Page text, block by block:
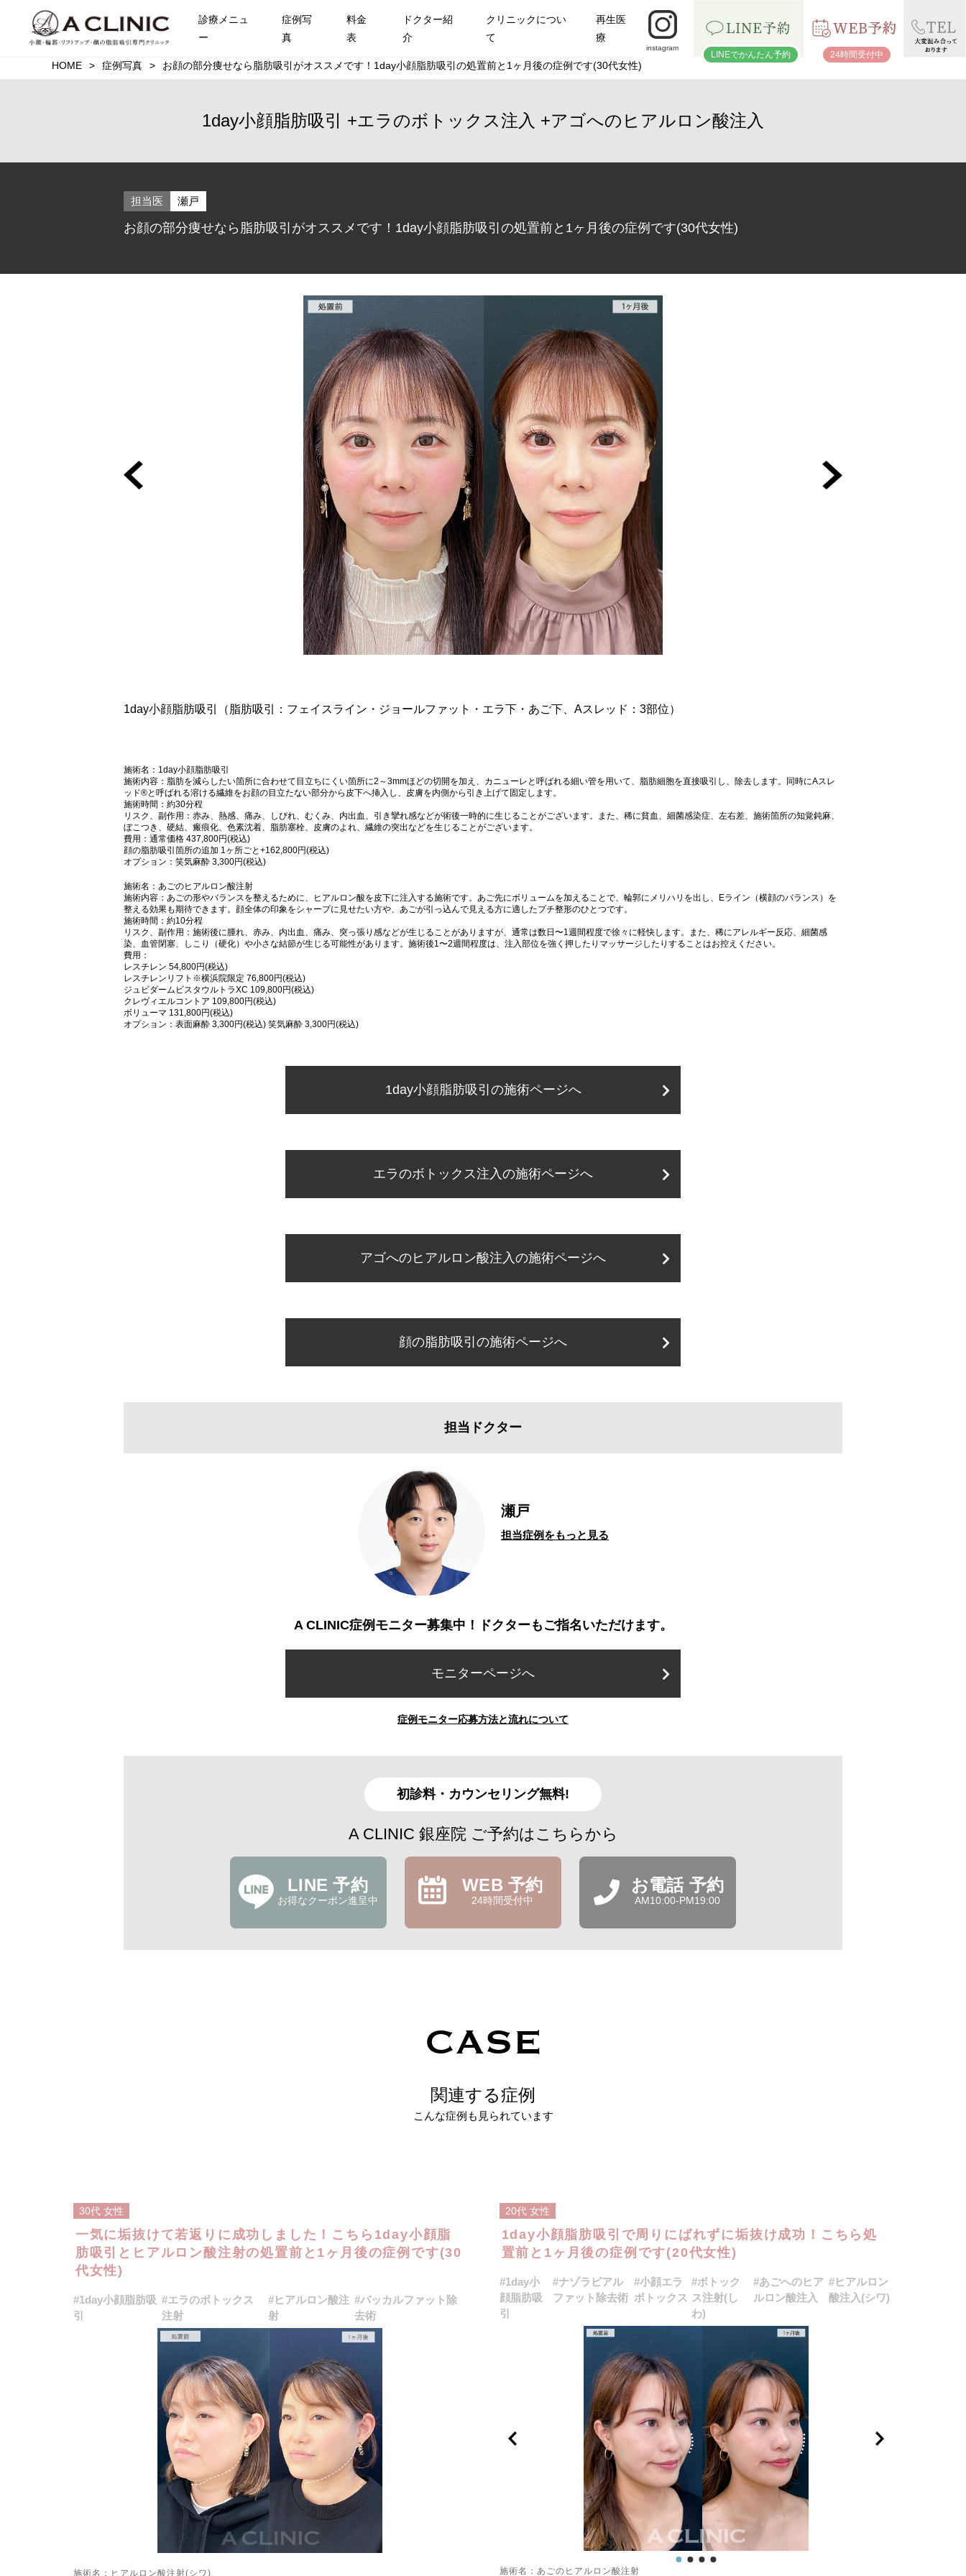
診療メニュ
ー
症例写
真
料金
表
ドクター紹
介
クリニックについ
て
再生医
療
instagram
LINEでかんたん予約 24時間受付中
HOME 症例写真 お顔の部分痩せなら脂肪吸引がオススメです！1day小顔脂肪吸引の処置前と1ヶ月後の症例です(30代女性)
1day小顔脂肪吸引 エラのボトックス注入 アゴへのヒアルロン酸注入
担当医 瀬戸
お顔の部分痩せなら脂肪吸引がオススメです！1day小顔脂肪吸引の処置前と1ヶ月後の症例です(30代女性)
1day小顔脂肪吸引（脂肪吸引：フェイスライン・ジョールファット・エラ下・あご下、Aスレッド：3部位）
施術名：1day小顔脂肪吸引
施術内容：脂肪を減らしたい箇所に合わせて目立ちにくい箇所に2～3mmほどの切開を加え、カニューレと呼ばれる細い管を用いて、脂肪細胞を直接吸引し、除去します。同時にAスレ
ッド®と呼ばれる溶ける繊維をお顔の目立たない部分から皮下へ挿入し、皮膚を内側から引き上げて固定します。
施術時間：約30分程
リスク、副作用：赤み、熱感、痛み、しびれ、むくみ、内出血、引き攣れ感などが術後一時的に生じることがございます。また、稀に貧血、細菌感染症、左右差、施術箇所の知覚鈍麻、
ぼこつき、硬結、瘢痕化、色素沈着、脂肪塞栓、皮膚のよれ、繊維の突出などを生じることがございます。
費用：通常価格 437,800円(税込)
顔の脂肪吸引箇所の追加 1ヶ所ごと+162,800円(税込)
オプション：笑気麻酔 3,300円(税込)
施術名：あごのヒアルロン酸注射
施術内容：あごの形やバランスを整えるために、ヒアルロン酸を皮下に注入する施術です。あご先にボリュームを加えることで、輪郭にメリハリを出し、Eライン（横顔のバランス）を
整える効果も期待できます。顔全体の印象をシャープに見せたい方や、あごが引っ込んで見える方に適したプチ整形のひとつです。
施術時間：約10分程
リスク、副作用：施術後に腫れ、赤み、内出血、痛み、突っ張り感などが生じることがありますが、通常は数日〜1週間程度で徐々に軽快します。また、稀にアレルギー反応、細菌感
染、血管閉塞、しこり（硬化）や小さな結節が生じる可能性があります。施術後1〜2週間程度は、注入部位を強く押したりマッサージしたりすることはお控えください。
費用：
レスチレン 54,800円(税込)
レスチレンリフト※横浜院限定 76,800円(税込)
ジュビダームビスタウルトラXC 109,800円(税込)
クレヴィエルコントア 109,800円(税込)
ボリューマ 131,800円(税込)
オプション：表面麻酔 3,300円(税込) 笑気麻酔 3,300円(税込)
1day小顔脂肪吸引の施術ページへ
エラのボトックス注入の施術ページへ
アゴへのヒアルロン酸注入の施術ページへ
顔の脂肪吸引の施術ページへ
担当ドクター
瀬戸
担当症例をもっと見る
A CLINIC症例モニター募集中！ドクターもご指名いただけます。
モニターページへ
症例モニター応募方法と流れについて
初診料・カウンセリング無料!
A CLINIC 銀座院 ご予約はこちらから
LINE 予約
お得なクーポン進呈中
WEB 予約
24時間受付中
お電話 予約
AM10:00-PM19:00
CASE
関連する症例
こんな症例も見られています
30代 女性
一気に垢抜けて若返りに成功しました！こちら1day小顔脂
肪吸引とヒアルロン酸注射の処置前と1ヶ月後の症例です(30
代女性)
#1day小顔脂肪吸
引
#エラのボトックス
注射
#ヒアルロン酸注
射
#バッカルファット除
去術
施術名：ヒアルロン酸注射(シワ)
20代 女性
1day小顔脂肪吸引で周りにばれずに垢抜け成功！こちら処
置前と1ヶ月後の症例です(20代女性)
#1day小
顔脂肪吸
引
#ナゾラビアル
ファット除去術
#小顔エラ
ボトックス
#ボトック
ス注射(し
わ)
#あごへのヒア
ルロン酸注入
#ヒアルロン
酸注入(シワ)
施術名：あごのヒアルロン酸注射